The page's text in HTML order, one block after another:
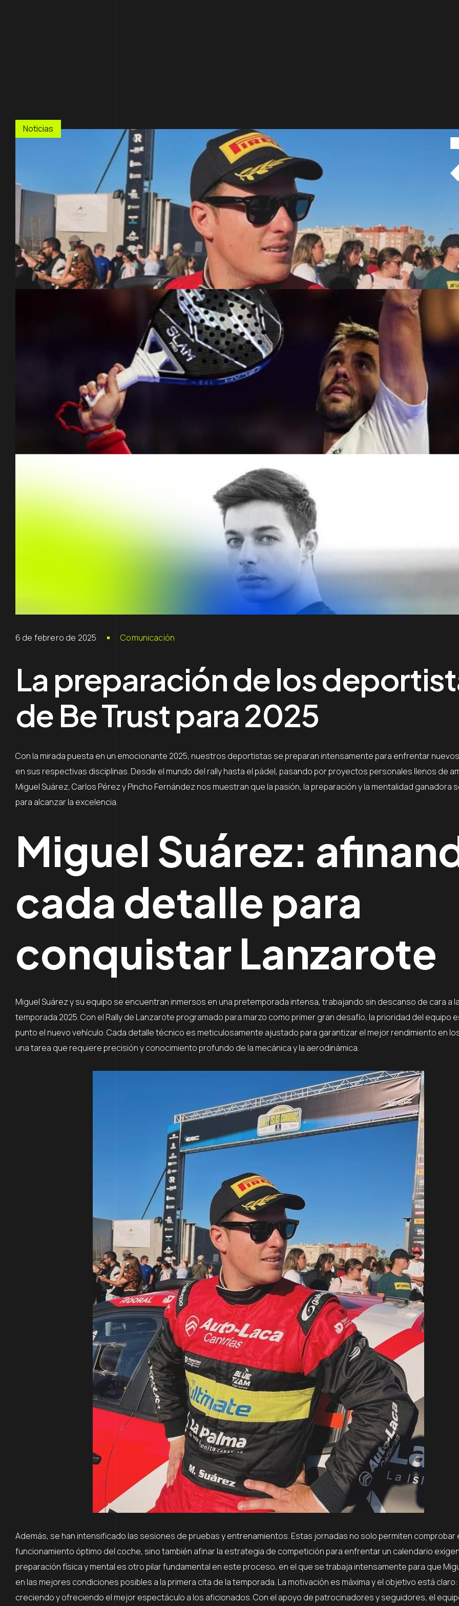
Noticias
6 de febrero de 2025 Comunicación
La preparación de los
de Be Trust para 2025
Con la mirada puesta en un emocionante 2025, nuestros deportistas se preparan intensamente para enfrentar
en sus respectivas disciplinas. Desde el mundo del rally hasta el pádel, pasando por proyectos personales llenos de
Miguel Suárez, Carlos Pérez y Pincho Fernández nos muestran que la pasión, la preparación y la mentalidad ganadora
para alcanzar la excelencia.
Miguel Suárez:
cada detalle para
conquistar Lanzarote
Miguel Suárez y su equipo se encuentran inmersos en una pretemporada intensa, trabajando sin descanso de cara a
temporada 2025. Con el Rally de Lanzarote programado para marzo como primer gran desafío, la prioridad del equipo
punto el nuevo vehículo. Cada detalle técnico es meticulosamente ajustado para garantizar el mejor rendimiento en
una tarea que requiere precisión y conocimiento profundo de la mecánica y la aerodinámica.
Además, se han intensificado las sesiones de pruebas y entrenamientos. Estas jornadas no solo permiten comprobar
funcionamiento óptimo del coche, sino también afinar la estrategia de competición para enfrentar un calendario
preparación física y mental es otro pilar fundamental en este proceso, en el que se trabaja intensamente para que
en las mejores condiciones posibles a la primera cita de la temporada. La motivación es máxima y el objetivo está
creciendo y ofreciendo el mejor espectáculo a los aficionados. Con el apoyo de patrocinadores y seguidores, el